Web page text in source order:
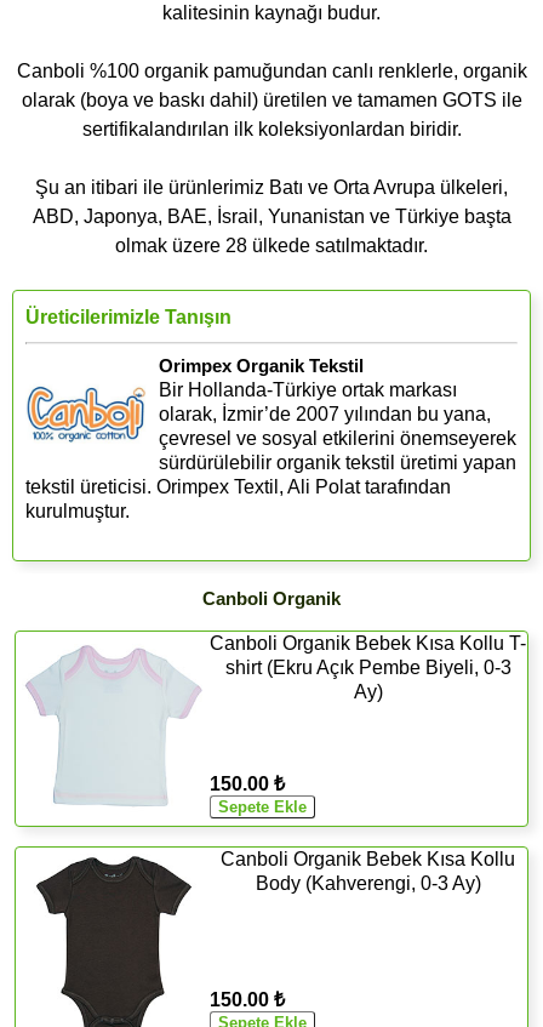
kalitesinin kaynağı budur.
Canboli %100 organik pamuğundan canlı renklerle, organik
olarak (boya ve baskı dahil) üretilen ve tamamen GOTS ile
sertifikalandırılan ilk koleksiyonlardan biridir.
Şu an itibari ile ürünlerimiz Batı ve Orta Avrupa ülkeleri,
ABD, Japonya, BAE, İsrail, Yunanistan ve Türkiye başta
olmak üzere 28 ülkede satılmaktadır.
Üreticilerimizle Tanışın
Orimpex Organik Tekstil
Bir Hollanda-Türkiye ortak markası
olarak, İzmir’de 2007 yılından bu yana,
çevresel ve sosyal etkilerini önemseyerek
sürdürülebilir organik tekstil üretimi yapan
tekstil üreticisi. Orimpex Textil, Ali Polat tarafından
kurulmuştur.
Canboli Organik
Canboli Organik Bebek Kısa Kollu T-
shirt (Ekru Açık Pembe Biyeli, 0-3
Ay)
150.00 ₺
Canboli Organik Bebek Kısa Kollu
Body (Kahverengi, 0-3 Ay)
150.00 ₺